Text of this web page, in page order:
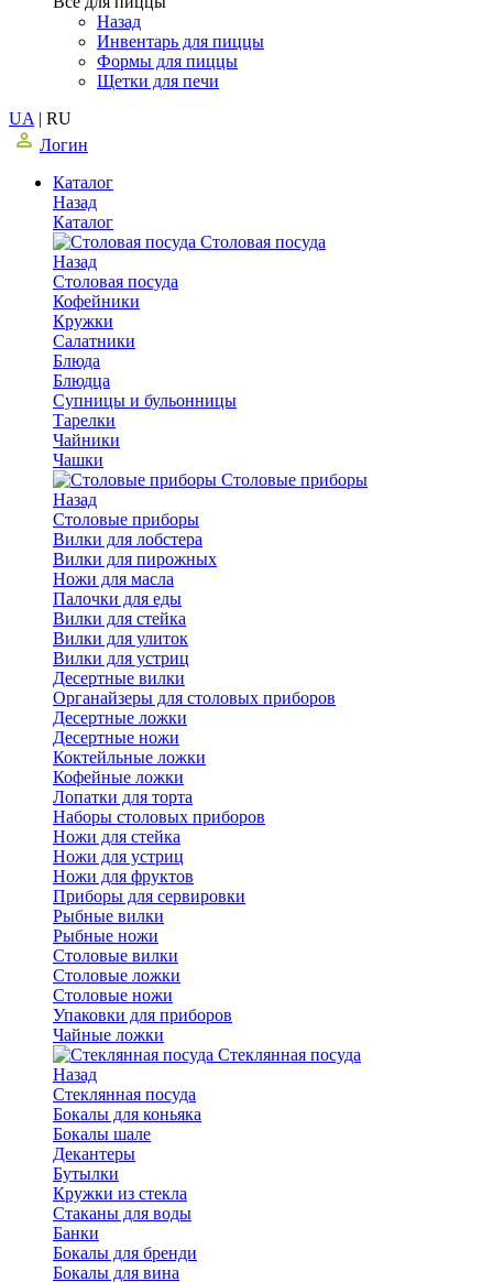
Назад
Инвентарь для пиццы
Формы для пиццы
Щетки для печи
UA | RU
Логин
Каталог
Назад
Каталог
Столовая посуда
Назад
Столовая посуда
Кофейники
Кружки
Салатники
Блюда
Блюдца
Супницы и бульонницы
Тарелки
Чайники
Чашки
Cтоловые приборы
Назад
Cтоловые приборы
Вилки для лобстера
Вилки для пирожных
Ножи для масла
Палочки для еды
Вилки для стейка
Вилки для улиток
Вилки для устриц
Десертные вилки
Органайзеры для столовых приборов
Десертные ложки
Десертные ножи
Коктейльные ложки
Кофейные ложки
Лопатки для торта
Наборы столовых приборов
Ножи для стейка
Ножи для устриц
Ножи для фруктов
Приборы для сервировки
Рыбные вилки
Рыбные ножи
Столовые вилки
Столовые ложки
Столовые ножи
Упаковки для приборов
Чайные ложки
Стеклянная посуда
Назад
Стеклянная посуда
Бокалы для коньяка
Бокалы шале
Декантеры
Бутылки
Кружки из стекла
Стаканы для воды
Банки
Бокалы для бренди
Бокалы для вина